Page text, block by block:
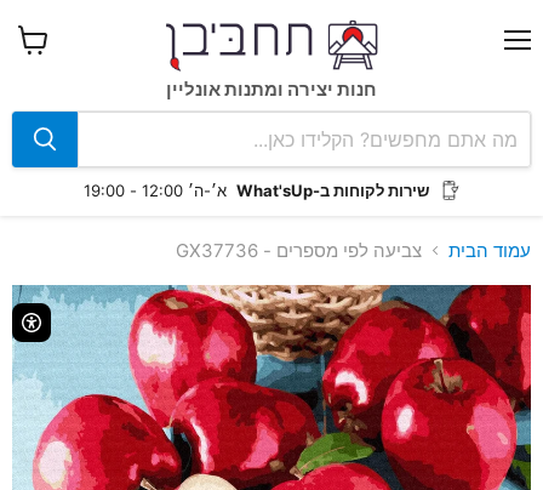
חנות יצירה ומתנות אונליין
שירות לקוחות ב-What'sUp א׳-ה׳ 12:00 - 19:00
עמוד הבית צביעה לפי מספרים - GX37736